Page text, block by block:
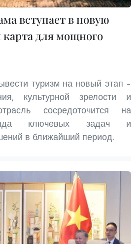
вступает в новую
для мощного
туризм на новый этап –
культурной зрелости и
сосредоточится на
ключевых задач и
в ближайший период.